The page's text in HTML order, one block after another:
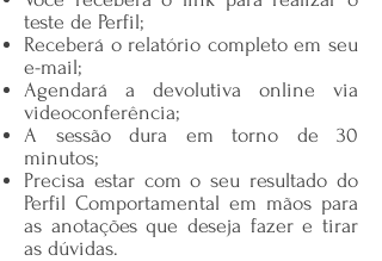
teste de Perfil;
Receberá o relatório completo em seu
e-mail;
Agendará a devolutiva online via
videoconferência;
A sessão dura em torno de 30
minutos;
Precisa estar com o seu resultado do
Perfil Comportamental em mãos para
as anotações que deseja fazer e tirar
as dúvidas.